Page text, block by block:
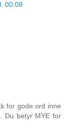
00:08
for gode ord inne
Du betyr MYE for